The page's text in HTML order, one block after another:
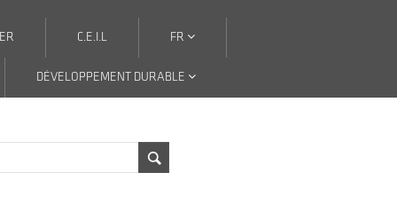
FR
C.E.I.L
DÉVELOPPEMENT DURABLE